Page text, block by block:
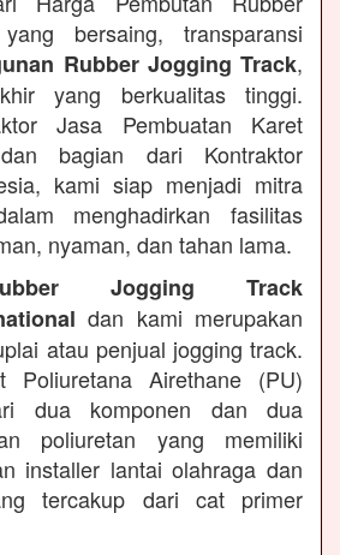
bersaing, transparansi
Rubber Jogging Track,
yang berkualitas tinggi.
Jasa Pembuatan Karet
bagian dari Kontraktor
kami siap menjadi mitra
menghadirkan fasilitas
nyaman, dan tahan lama.
Jogging Track
dan kami merupakan
atau penjual jogging track.
Poliuretana Airethane (PU)
dua komponen dan dua
poliuretan yang memiliki
installer lantai olahraga dan
tercakup dari cat primer